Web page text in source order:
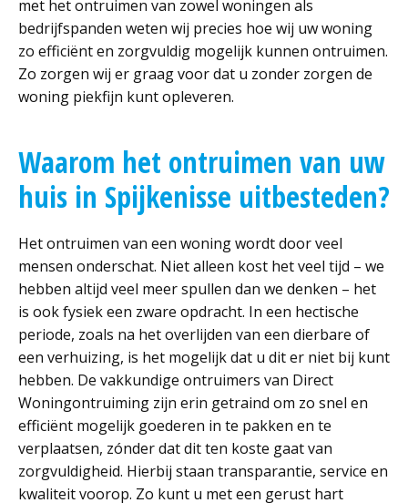
met het ontruimen van zowel woningen als
bedrijfspanden weten wij precies hoe wij uw woning
zo efficiënt en zorgvuldig mogelijk kunnen ontruimen.
Zo zorgen wij er graag voor dat u zonder zorgen de
woning piekfijn kunt opleveren.
Waarom het ontruimen van uw
huis in Spijkenisse uitbesteden?
Het ontruimen van een woning wordt door veel
mensen onderschat. Niet alleen kost het veel tijd – we
hebben altijd veel meer spullen dan we denken – het
is ook fysiek een zware opdracht. In een hectische
periode, zoals na het overlijden van een dierbare of
een verhuizing, is het mogelijk dat u dit er niet bij kunt
hebben. De vakkundige ontruimers van Direct
Woningontruiming zijn erin getraind om zo snel en
efficiënt mogelijk goederen in te pakken en te
verplaatsen, zónder dat dit ten koste gaat van
zorgvuldigheid. Hierbij staan transparantie, service en
kwaliteit voorop. Zo kunt u met een gerust hart